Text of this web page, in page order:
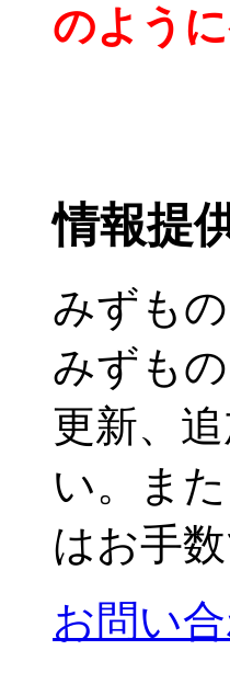
のよう
情報提
みずも
みずも
更新、
い。ま
はお手
お問い